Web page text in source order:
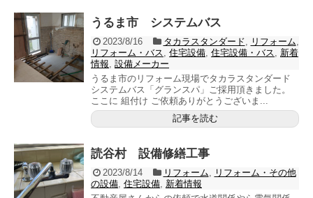
うるま市 システムバス
2023/8/16 タカラスタンダード リフォーム
リフォーム・バス
住宅設備 住宅設備・バス
新着
情報 設備メーカー
うるま市のリフォーム現場でタカラスタンダード
システムバス「グランスパ」ご採用頂きました。
ここに 組付け ご依頼ありがとうございま...
記事を読む
読谷村 設備修繕工事
2023/8/14 リフォーム
リフォーム・その他
の設備 住宅設備 新着情報